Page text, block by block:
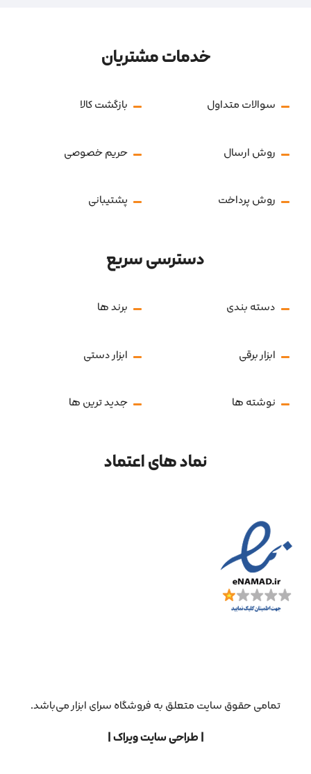
خدمات مشتریان
سوالات متداول بازگشت کالا
روش ارسال حریم خصوصی
روش پرداخت پشتیبانی
دسترسی سریع
دسته بندی برند ها
ابزار برقی ابزار دستی
نوشته ها جدید ترین ها
نماد های اعتماد
تمامی حقوق سایت متعلق به فروشگاه سرای ابزار می‌باشد.
| طراحی سایت ویراک |